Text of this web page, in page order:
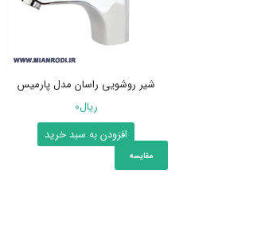
شیر روشویی راسان مدل پارمیس
ریال0
افزودن به سبد خرید
مقایسه